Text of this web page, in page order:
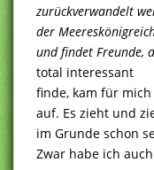
zurückverwandelt
der
und findet Freunde,
total interessant
finde, kam für
auf. Es zieht und
im Grunde schon
Zwar habe ich